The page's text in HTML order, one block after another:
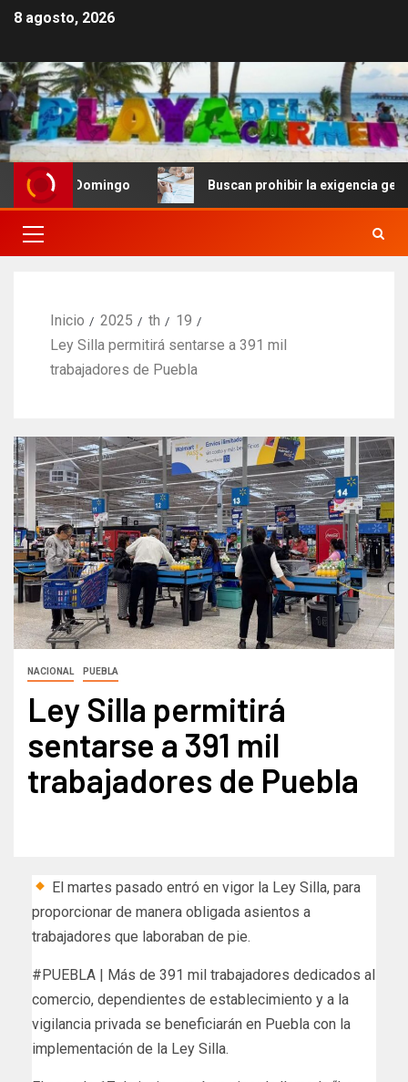
8 agosto, 2026
Domingo Buscan prohibir la exigencia
Inicio 2025 th
19
Ley Silla permitirá sentarse a 391 mil
trabajadores de Puebla
NACIONAL PUEBLA
Ley Silla permitirá
sentarse a 391 mil
trabajadores de Puebla
El martes pasado entró en vigor la Ley Silla, para
proporcionar de manera obligada asientos a
trabajadores que laboraban de pie.
#PUEBLA | Más de 391 mil trabajadores dedicados al
comercio, dependientes de establecimiento y a la
vigilancia privada se beneficiarán en Puebla con la
implementación de la Ley Silla.